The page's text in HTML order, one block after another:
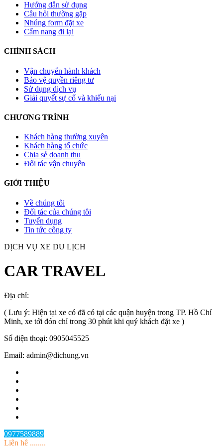
Hướng dẫn sử dụng
Câu hỏi thường gặp
Nhúng form đặt xe
Cẩm nang đi lại
CHÍNH SÁCH
Vận chuyển hành khách
Bảo vệ quyền riêng tư
Sử dụng dịch vụ
Giải quyết sự cố và khiếu nại
CHƯƠNG TRÌNH
Khách hàng thường xuyên
Khách hàng tổ chức
Chia sẻ doanh thu
Đối tác vận chuyển
GIỚI THIỆU
Về chúng tôi
Đối tác của chúng tôi
Tuyển dụng
Tin tức công ty
DỊCH VỤ XE DU LỊCH
CAR TRAVEL
Địa chỉ:
( Lưu ý: Hiện tại xe có đã có tại các quận huyện trong TP. Hồ Chí
Minh, xe tới đón chỉ trong 30 phút khi quý khách đặt xe )
Số điện thoại: 0905045525
Email: admin@dichung.vn
0977589889
Liên hệ ........